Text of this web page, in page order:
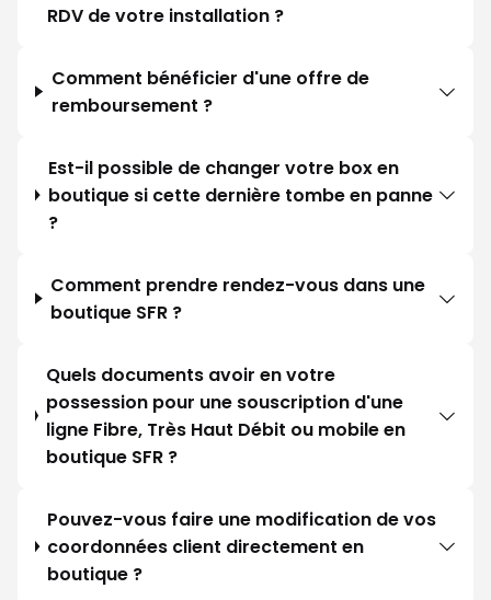
RDV de votre installation ?
Comment bénéficier d'une offre de
remboursement ?
Est-il possible de changer votre box en
boutique si cette dernière tombe en panne
?
Comment prendre rendez-vous dans une
boutique SFR ?
Quels documents avoir en votre
possession pour une souscription d'une
ligne Fibre, Très Haut Débit ou mobile en
boutique SFR ?
Pouvez-vous faire une modification de vos
coordonnées client directement en
boutique ?